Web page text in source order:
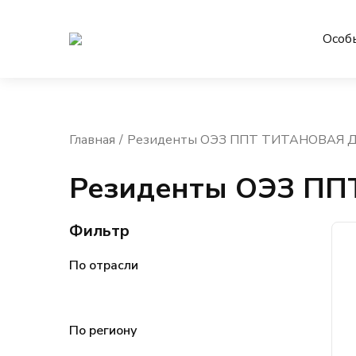
Главная Резиденты ОЭЗ ППТ ТИТАНОВАЯ
Резиденты ОЭЗ
Фильтр
По отрасли
По региону